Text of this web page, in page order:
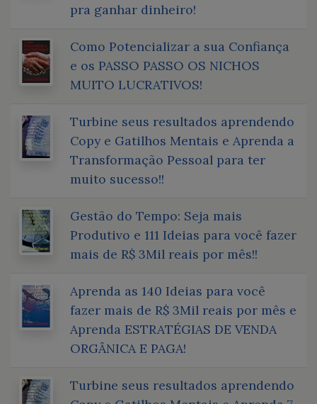
pra ganhar dinheiro!
Como Potencializar a sua Confiança
e os PASSO PASSO OS NICHOS
MUITO LUCRATIVOS!
Turbine seus resultados aprendendo
Copy e Gatilhos Mentais e Aprenda a
Transformação Pessoal para ter
muito sucesso!!
Gestão do Tempo: Seja mais
Produtivo e 111 Ideias para você fazer
mais de R$ 3Mil reais por mês!!
Aprenda as 140 Ideias para você
fazer mais de R$ 3Mil reais por mês e
Aprenda ESTRATÉGIAS DE VENDA
ORGÂNICA E PAGA!
Turbine seus resultados aprendendo